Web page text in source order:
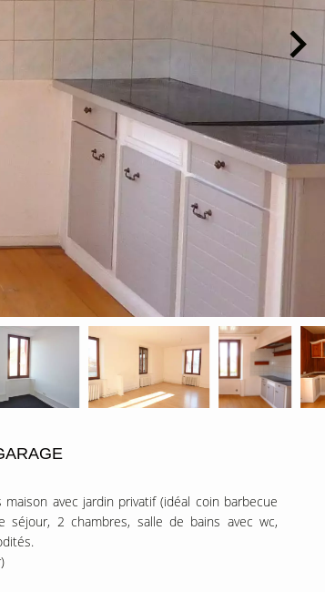
avec jardin privatif (idéal coin barbecue
séjour, 2 chambres, salle de bains avec wc,